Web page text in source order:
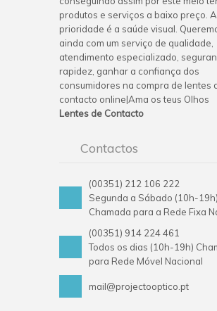
produtos e serviços a baixo preço.
prioridade é a saúde visual.
ainda com um serviço de qualidade,
atendimento especializado,
rapidez, ganhar a confiança dos
consumidores na compra de lentes
contacto online|Ama os teus Olhos
Lentes de Contacto
Contactos
(00351) 212 106 222
Segunda a Sábado (10h-19h)
Chamada para a Rede Fixa
(00351) 914 224 461
Todos os dias (10h-19h)
para Rede Móvel Nacional
mail@projectooptico.pt